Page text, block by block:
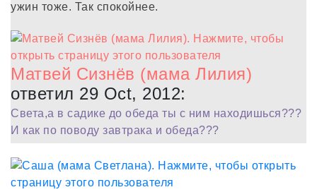
ужин тоже. Так спокойнее.
Матвей Сизнёв (мама Лилия)
ответил 29 Oct, 2012:
Света,а в садике до обеда ты с ним находишься???
И как по поводу завтрака и обеда???